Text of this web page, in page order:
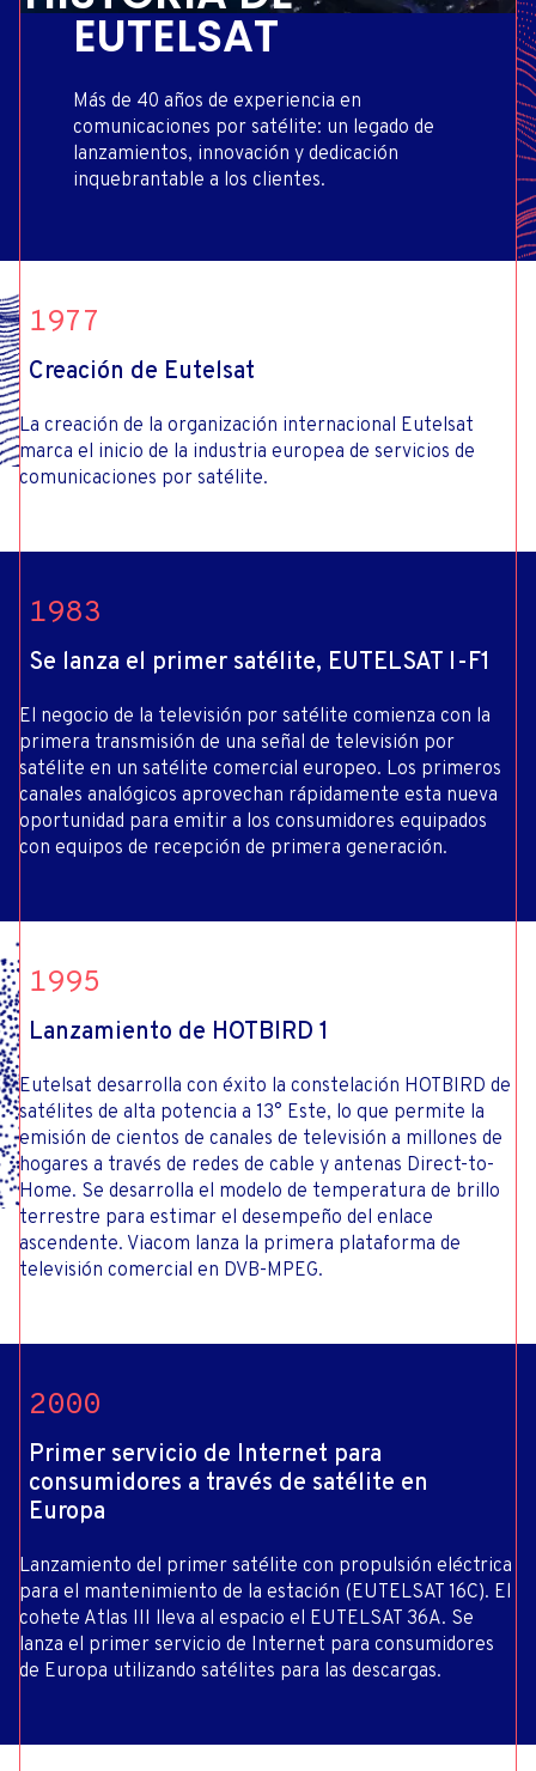
EUTELSAT
Más de 40 años de experiencia en
comunicaciones por satélite: un legado de
lanzamientos, innovación y dedicación
inquebrantable a los clientes.
1977
Creación de Eutelsat
La creación de la organización internacional Eutelsat
marca el inicio de la industria europea de servicios de
comunicaciones por satélite.
1983
Se lanza el primer satélite, EUTELSAT I-F1
El negocio de la televisión por satélite comienza con la
primera transmisión de una señal de televisión por
satélite en un satélite comercial europeo. Los primeros
canales analógicos aprovechan rápidamente esta nueva
oportunidad para emitir a los consumidores equipados
con equipos de recepción de primera generación.
1995
Lanzamiento de HOTBIRD 1
Eutelsat desarrolla con éxito la constelación HOTBIRD de
satélites de alta potencia a 13° Este, lo que permite la
emisión de cientos de canales de televisión a millones de
hogares a través de redes de cable y antenas Direct-to-
Home. Se desarrolla el modelo de temperatura de brillo
terrestre para estimar el desempeño del enlace
ascendente. Viacom lanza la primera plataforma de
televisión comercial en DVB-MPEG.
2000
Primer servicio de Internet para
consumidores a través de satélite en
Europa
Lanzamiento del primer satélite con propulsión eléctrica
para el mantenimiento de la estación (EUTELSAT 16C). El
cohete Atlas III lleva al espacio el EUTELSAT 36A. Se
lanza el primer servicio de Internet para consumidores
de Europa utilizando satélites para las descargas.